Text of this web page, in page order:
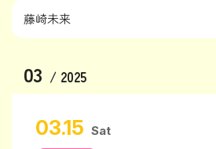
03 / 2025
03.15 Sat